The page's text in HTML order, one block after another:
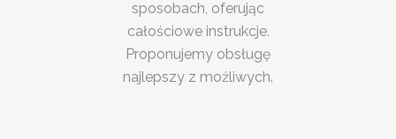
sposobach, oferując
całościowe instrukcje.
Proponujemy obsługę
najlepszy z możliwych.